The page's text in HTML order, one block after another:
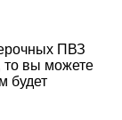
ПВЗ
вы можете
будет